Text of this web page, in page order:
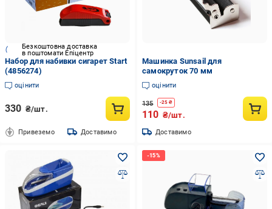
Безкоштовна доставка
в поштомати Епіцентр
Набор для набивки сигарет Start
(4856274)
оцінити
330 ₴/шт.
Привеземо Доставимо
Машинка Sunsail для
самокруток 70 мм
оцінити
135 -25 ₴
110 ₴/шт.
Доставимо